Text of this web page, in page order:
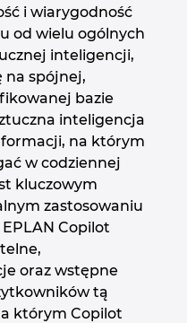
i wiarygodność
od wielu ogólnych
inteligencji,
na spójnej,
bazie
inteligencja
na którym
w codziennej
kluczowym
zastosowaniu
Copilot
oraz wstępne
tą
którym Copilot